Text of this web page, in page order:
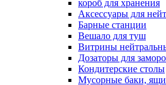
короб для хранения
Аксессуары для
Барные станции
Вешало для туш
Витрины
Дозаторы для
Кондитерские столы
Мусорные баки,